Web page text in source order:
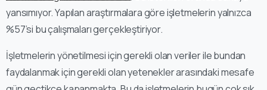
yansımıyor. Yapılan araştırmalara göre işletmelerin yalnızca
%57’si bu çalışmaları gerçekleştiriyor.
İşletmelerin yönetilmesi için gerekli olan veriler ile bundan
faydalanmak için gerekli olan yetenekler arasındaki mesafe